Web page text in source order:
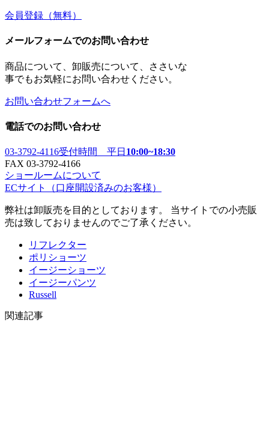
会員登録 （無料）
メールフォームでのお問い合わせ
商品について、卸販売について、ささいな
事でもお気軽にお問い合わせください。
お問い合わせフォームへ
電話でのお問い合わせ
03-3792-4116受付時間 平日 10:00~18:30
FAX 03-3792-4166
ショールームについて
ECサイト
（口座開設済みのお客様）
弊社は卸販売を目的としております。 当サイトでの小売販
売は致しておりませんのでご了承ください。
リフレクター
ポリショーツ
イージーショーツ
イージーパンツ
Russell
関連記事